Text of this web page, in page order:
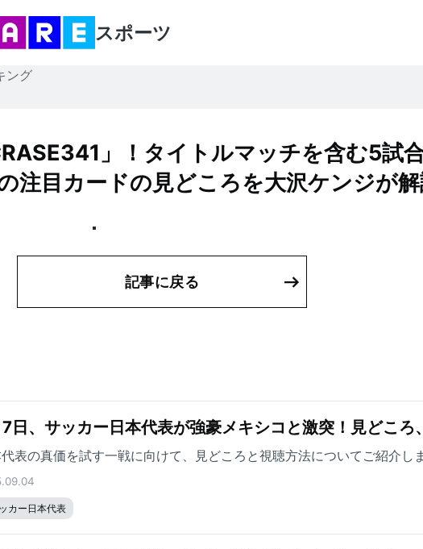
スポーツ
ング
」！タイトルマッチを含む5試
注目カードの見どころを大沢ケンジが解
記事に戻る
日、サッカー日本代表が強豪メキシコと激突！見どころ
表の真価を試す一戦に向けて、見どころと視聴方法についてご紹介しま
カー日本代表